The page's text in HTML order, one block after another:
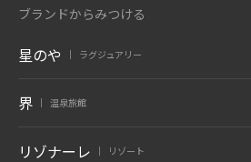
ブランドからみつける
星のや ラグジュアリー
界 温泉旅館
リゾナーレ リゾート